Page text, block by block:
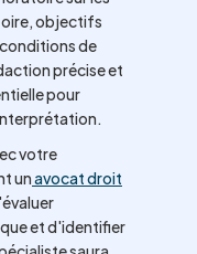
objectifs
de
précise et
pour
votre
unavocat droit
et d'identifier